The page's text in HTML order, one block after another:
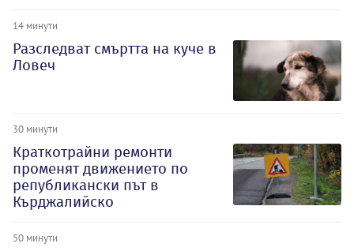
14 минути
Разследват смъртта на куче в
Ловеч
30 минути
Краткотрайни ремонти
променят движението по
републикански път в
Кърджалийско
50 минути